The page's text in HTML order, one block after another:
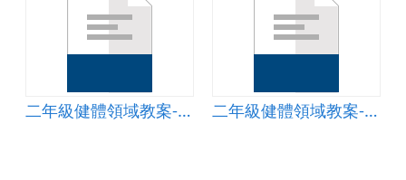
二年級健體領域教案-安全生活我最行 二年級健體領域教案-安全生活我最行